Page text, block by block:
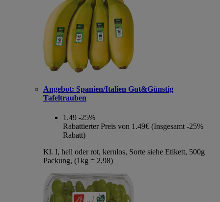
Angebot: Spanien/Italien Gut&Günstig
Tafeltrauben
1.49 -25%
Rabattierter Preis von 1.49€ (Insgesamt -25%
Rabatt)
Kl. I, hell oder rot, kernlos, Sorte siehe Etikett, 500g
Packung, (1kg = 2,98)